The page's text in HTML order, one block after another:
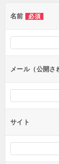
ー
シ
ン
名前 必須
メール（公開さ
サイト